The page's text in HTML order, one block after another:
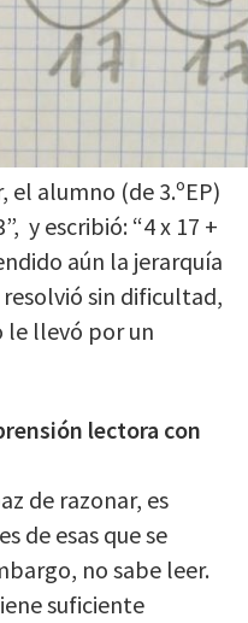
el alumno (de 3.ºEP)
y escribió: “4 x 17 +
aún la jerarquía
sin dificultad,
le llevó por un
lectora con
de razonar, es
de esas que se
no sabe leer.
suficiente